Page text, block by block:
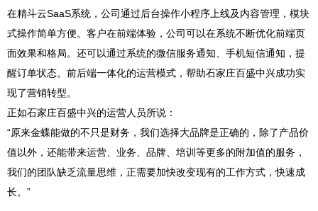
在精斗云SaaS系统，公司通过后台操作小程序上线及内容管理，模块
式操作简单方便。客户在前端体验，公司可以在系统不断优化前端页
面效果和格局。还可以通过系统的微信服务通知、手机短信通知，提
醒订单状态。前后端一体化的运营模式，帮助石家庄百盛中兴成功实
现了营销转型。
正如石家庄百盛中兴的运营人员所说：
“原来金蝶能做的不只是财务，我们选择大品牌是正确的，除了产品价
值以外，还能带来运营、业务、品牌、培训等更多的附加值的服务，
我们的团队缺乏流量思维，正需要加快改变现有的工作方式，快速成
长。”